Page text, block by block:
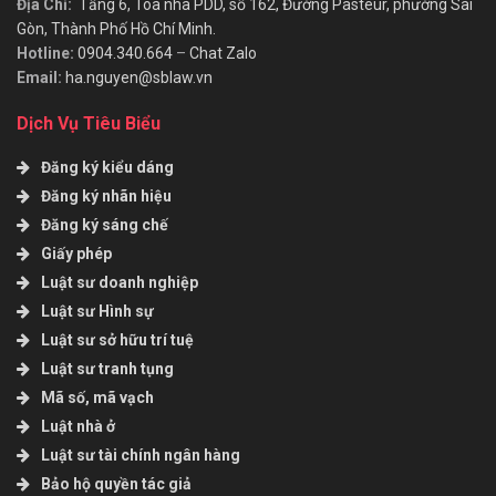
Địa Chỉ:
Tầng 6, Toà nhà PDD, số 162, Đường Pasteur, phường Sài
Gòn, Thành Phố Hồ Chí Minh.
Hotline: 0904.340.664 – Chat Zalo
Email: ha.nguyen@sblaw.vn
Dịch Vụ Tiêu Biểu
Đăng ký kiểu dáng
Đăng ký nhãn hiệu
Đăng ký sáng chế
Giấy phép
Luật sư doanh nghiệp
Luật sư Hình sự
Luật sư sở hữu trí tuệ
Luật sư tranh tụng
Mã số, mã vạch
Luật nhà ở
Luật sư tài chính ngân hàng
Bảo hộ quyền tác giả